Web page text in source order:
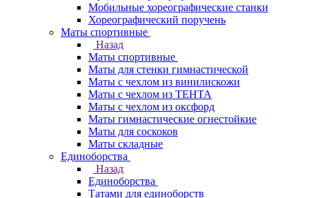
Мобильные хореографические станки
Хореографический поручень
Маты спортивные
Назад
Маты спортивные
Маты для стенки гимнастической
Маты с чехлом из винилискожи
Маты с чехлом из ТЕНТА
Маты с чехлом из оксфорд
Маты гимнастические огнестойкие
Маты для соскоков
Маты складные
Единоборства
Назад
Единоборства
Татами для единоборств